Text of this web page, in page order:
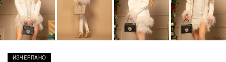
ИЗЧЕРПАНО